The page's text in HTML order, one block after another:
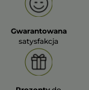
Gwarantowana
satysfakcja